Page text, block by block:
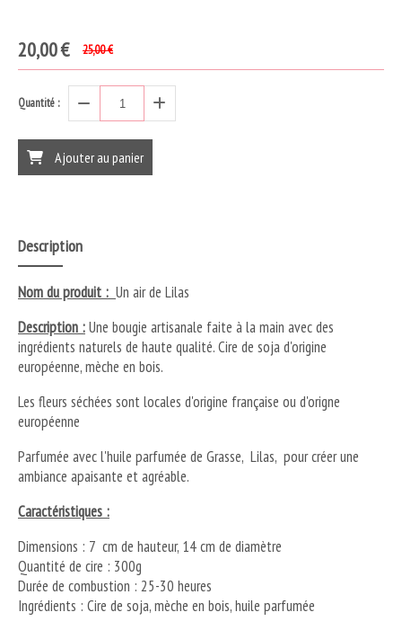
20,00€ 25,00€
Quantité :
Ajouter au panier
Description
Nom du produit : Un air de Lilas
Description :Une bougie artisanale faite à la main avec des
ingrédients naturels de haute qualité. Cire de soja d'origine
européenne, mèche en bois.
Les fleurs séchées sont locales d'origine française ou d'origne
européenne
Parfumée avec l'huile parfumée de Grasse, Lilas, pour créer une
ambiance apaisante et agréable.
Caractéristiques :
Dimensions : 7 cm de hauteur, 14 cm de diamètre
Quantité de cire : 300g
Durée de combustion : 25-30 heures
Ingrédients : Cire de soja, mèche en bois, huile parfumée